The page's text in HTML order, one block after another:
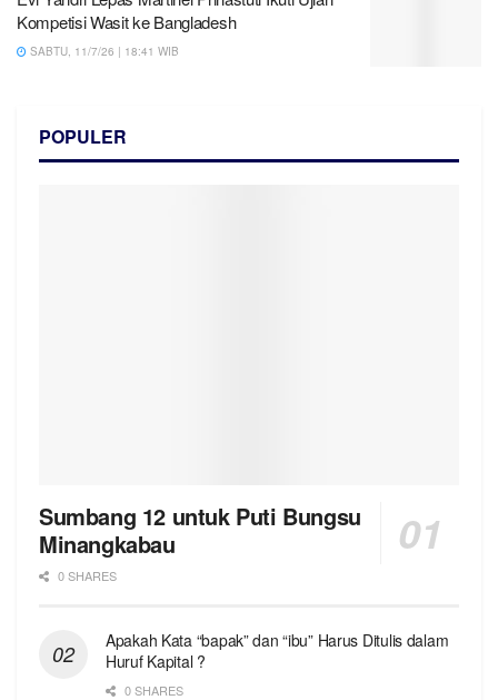
Kompetisi Wasit ke Bangladesh
SABTU, 11/7/26 | 18:41 WIB
POPULER
Sumbang 12 untuk Puti Bungsu
Minangkabau
0 SHARES
Apakah Kata “bapak” dan “ibu” Harus Ditulis dalam
Huruf Kapital ?
0 SHARES